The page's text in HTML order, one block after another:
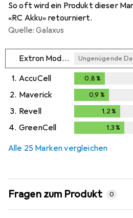
So oft wird ein Produkt dieser
«RC Akku» retourniert.
Quelle: Galaxus
Extron Modellbau Ungenügende
1. AccuCell 0,8 %
2. Maverick 0,9 %
3. Revell 1,2 %
4. GreenCell 1,3 %
Alle 25 Marken vergleichen
Fragen zum Produkt 0